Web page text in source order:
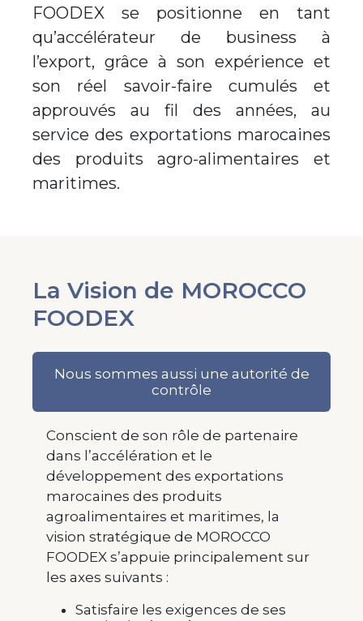
FOODEX se positionne en tant
qu’accélérateur de business à
l’export, grâce à son expérience et
son réel savoir-faire cumulés et
approuvés au fil des années, au
service des exportations marocaines
des produits agro-alimentaires et
maritimes.
La Vision de MOROCCO
FOODEX
Nous sommes aussi une autorité de
contrôle
Conscient de son rôle de partenaire
dans l’accélération et le
développement des exportations
marocaines des produits
agroalimentaires et maritimes, la
vision stratégique de MOROCCO
FOODEX s’appuie principalement sur
les axes suivants :
Satisfaire les exigences de ses